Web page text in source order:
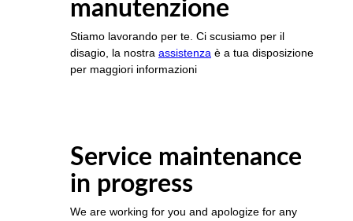
manutenzione
Stiamo lavorando per te. Ci scusiamo per il
disagio, la nostra assistenza è a tua disposizione
per maggiori informazioni
Service maintenance
in progress
We are working for you and apologize for any